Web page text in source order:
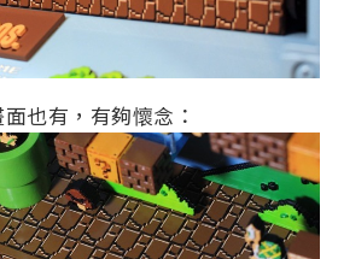
也有，有夠懷念：